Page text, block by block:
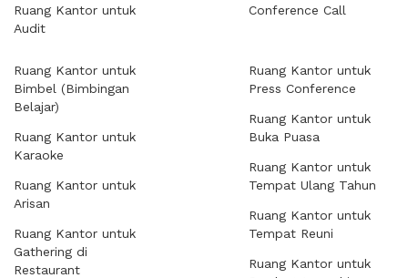
Ruang Kantor untuk
Audit
Conference Call
Ruang Kantor untuk
Bimbel (Bimbingan
Belajar)
Ruang Kantor untuk
Karaoke
Ruang Kantor untuk
Arisan
Ruang Kantor untuk
Gathering di
Restaurant
Ruang Kantor untuk
Press Conference
Ruang Kantor untuk
Buka Puasa
Ruang Kantor untuk
Tempat Ulang Tahun
Ruang Kantor untuk
Tempat Reuni
Ruang Kantor untuk